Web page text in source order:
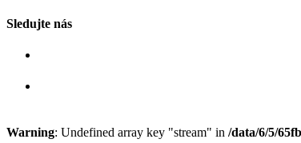
Sledujte nás
Warning: Undefined array key "stream" in /data/6/5/